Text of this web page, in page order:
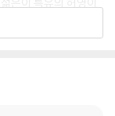
끄러워하지 않았
델이 성기를 주무르
랐다. (……) 왜 그런
했고, 그게 자기였을
메이플소프가 겪은
’라며 남편에게 사진
정이라는 점을 일깨